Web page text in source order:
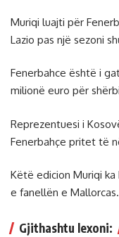
Muriqi luajti për
Lazio pas një sezoni
Fenerbahce është i
milionë euro për
Reprezentuesi i
Fenerbahçe pritet të
Këtë edicion Muriqi
e fanellën e Mallorcas.
Gjithashtu lexoni: